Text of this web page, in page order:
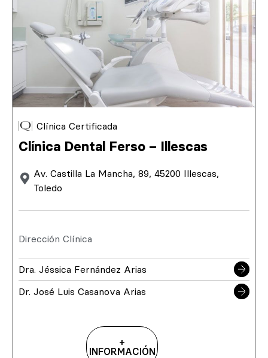
Clínica Certificada
Clínica Dental Ferso – Illescas
Av. Castilla La Mancha, 89, 45200 Illescas,
Toledo
Dirección Clínica
Dra. Jéssica Fernández Arias
Dr. José Luis Casanova Arias
+
INFORMACIÓN